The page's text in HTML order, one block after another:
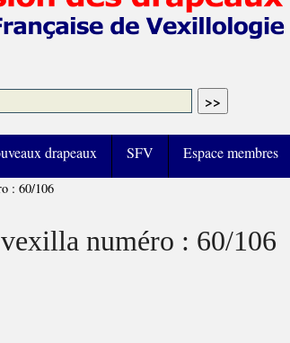
drapeaux SFV Espace membres
: 60/106
numéro : 60/106